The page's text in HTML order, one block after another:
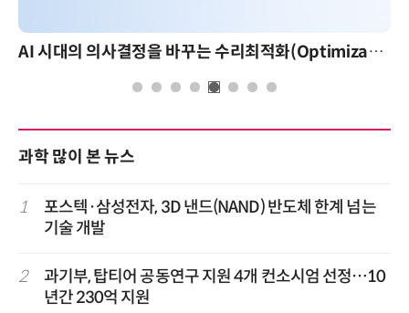
AI 시대의 의사결정을 바꾸는 수리최적화(Optimization): 실제 산업 적용 사례와 활용 전략
과학 많이 본 뉴스
1
포스텍·삼성전자, 3D 낸드(NAND) 반도체 한계 넘는
기술 개발
2
과기부, 탑티어 공동연구 지원 4개 컨소시엄 선정…10
년간 230억 지원